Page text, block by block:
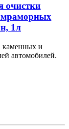
очистки
мраморных
1л
каменных и
автомобилей.